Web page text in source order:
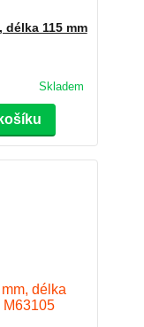
délka 115 mm
Skladem